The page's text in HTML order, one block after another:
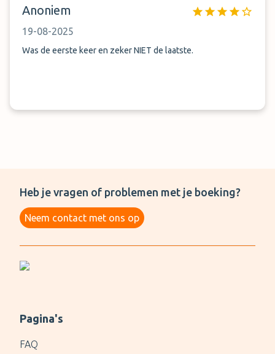
Anoniem
19-08-2025
Was de eerste keer en zeker NIET de laatste.
Heb je vragen of problemen met je boeking?
Neem contact met ons op
Pagina's
FAQ